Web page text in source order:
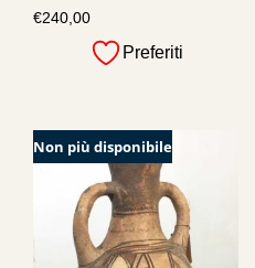
€240,00
Preferiti
Non più disponibile